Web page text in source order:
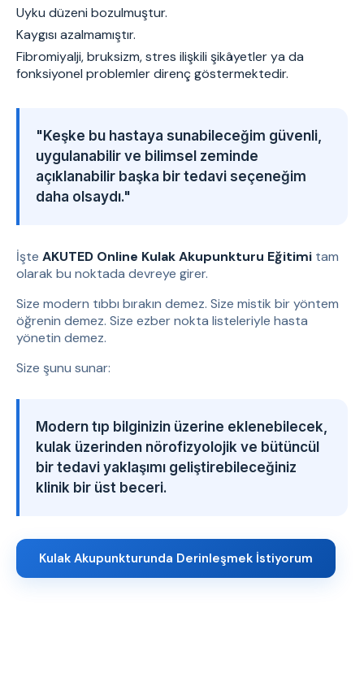
Uyku düzeni bozulmuştur.
Kaygısı azalmamıştır.
Fibromiyalji, bruksizm, stres ilişkili şikâyetler ya da
fonksiyonel problemler direnç göstermektedir.
"Keşke bu hastaya sunabileceğim güvenli,
uygulanabilir ve bilimsel zeminde
açıklanabilir başka bir tedavi seçeneğim
daha olsaydı."
İşte AKUTED Online Kulak Akupunkturu Eğitimi tam
olarak bu noktada devreye girer.
Size modern tıbbı bırakın demez. Size mistik bir yöntem
öğrenin demez. Size ezber nokta listeleriyle hasta
yönetin demez.
Size şunu sunar:
Modern tıp bilginizin üzerine eklenebilecek,
kulak üzerinden nörofizyolojik ve bütüncül
bir tedavi yaklaşımı geliştirebileceğiniz
klinik bir üst beceri.
Kulak Akupunkturunda Derinleşmek İstiyorum